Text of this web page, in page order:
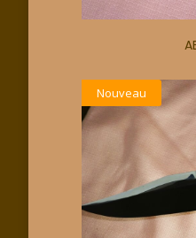
Nouveau